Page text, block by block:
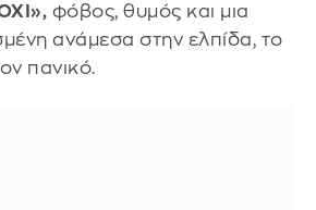
φόβος, θυμός και μια
ανάμεσα στην ελπίδα, το
πανικό.